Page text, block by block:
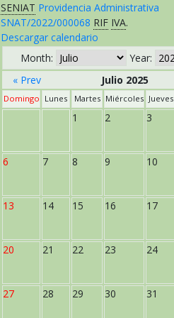
SENIAT Providencia Administrativa
SNAT/2022/000068 RIF IVA.
Descargar calendario
Month:
Year:
« Prev
Julio 2025
Domingo Lunes Martes Miércoles Jueves
1 2 3
6 7 8 9 10
13 14 15 16 17
20 21 22 23 24
27 28 29 30 31